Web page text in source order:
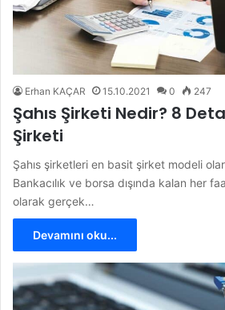
Erhan KAÇAR 15.10.2021 0 247
Şahıs Şirketi Nedir? 8
Şirketi
Şahıs şirketleri en basit şirket modeli
Bankacılık ve borsa dışında kalan her
olarak gerçek…
Devamını oku...